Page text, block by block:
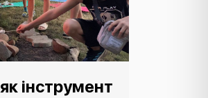
інструмент